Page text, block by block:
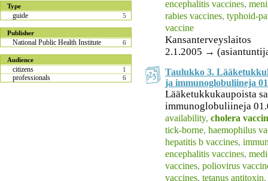
Type
guide 5
Publisher
National Public Health Institute 6
Audience
citizens 1
professionals 6
encephalitis vaccines,
rabies vaccines, typhoid-
vaccine
Kansanterveyslaitos
2.1.2005 →
Taulukko 3.
ja immunoglobuliineja
Lääketukkukaupoista
immunoglobuliineja
availability, cholera
tick-borne, haemophilus
hepatitis b vaccines,
encephalitis vaccines,
vaccines, poliovirus
vaccines, tetanus antitoxin,